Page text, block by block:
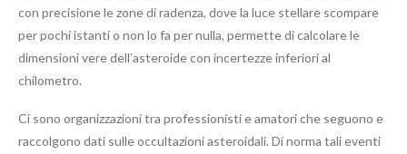
con precisione le zone di radenza, dove la luce stellare scompare
per pochi istanti o non lo fa per nulla, permette di calcolare le
dimensioni vere dell’asteroide con incertezze inferiori al
chilometro.
Ci sono organizzazioni tra professionisti e amatori che seguono e
raccolgono dati sulle occultazioni asteroidali. Di norma tali eventi